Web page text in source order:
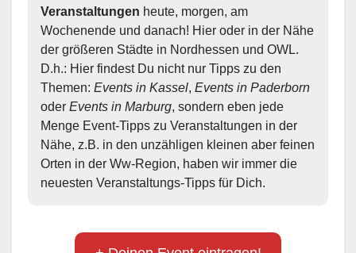
Veranstaltungen heute, morgen, am
Wochenende und danach! Hier oder in der Nähe
der größeren Städte in Nordhessen und OWL.
D.h.: Hier findest Du nicht nur Tipps zu den
Themen: Events in Kassel, Events in Paderborn
oder Events in Marburg, sondern eben jede
Menge Event-Tipps zu Veranstaltungen in der
Nähe, z.B. in den unzähligen kleinen aber feinen
Orten in der Ww-Region, haben wir immer die
neuesten Veranstaltungs-Tipps für Dich.